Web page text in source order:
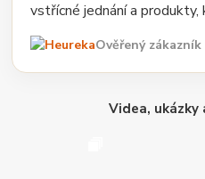
vstřícné jednání a produkty,
Ověřený zákazník
Videa, ukázky